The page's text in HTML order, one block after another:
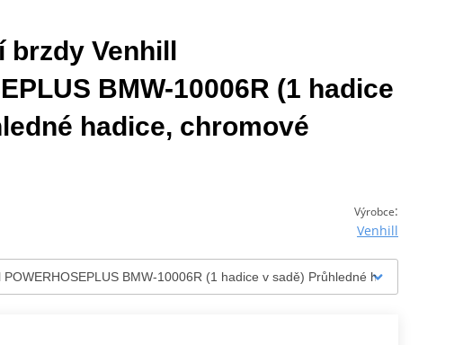
brzdy Venhill
BMW-10006R (1 hadice
hadice, chromové
Výrobce:
Venhill